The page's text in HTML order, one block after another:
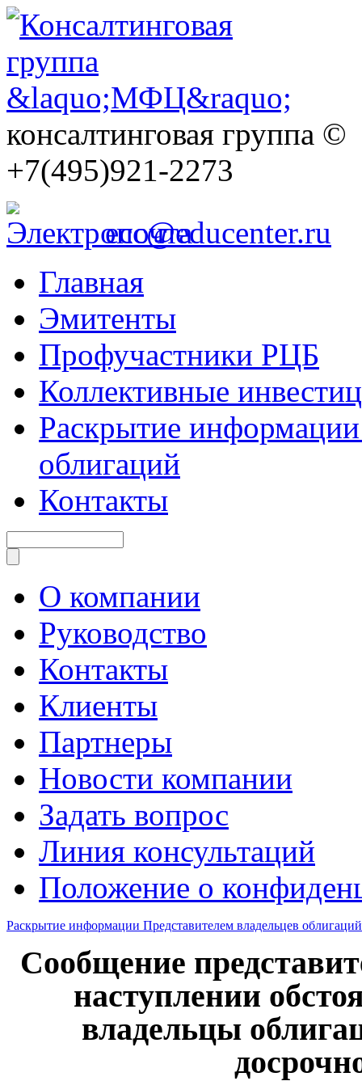
консалтинговая группа ©
+7(495)921-2273
ecc@educenter.ru
Главная
Эмитенты
Профучастники РЦБ
Коллективные
Раскрытие информации
облигаций
Контакты
О компании
Руководство
Контакты
Клиенты
Партнеры
Новости компании
Задать вопрос
Линия консультаций
Положение о
Раскрытие информации Представителем владельцев облигаций
Сообщение
наступлении
владельцы